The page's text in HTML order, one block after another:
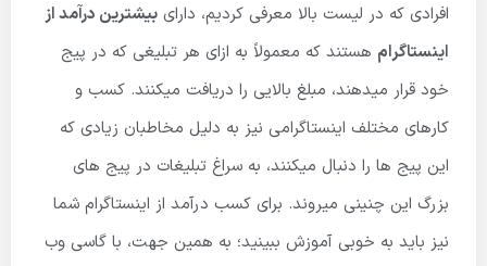
افرادی که در لیست بالا معرفی کردیم، دارای بیشترین درآمد از
اینستاگرام هستند که معمولاً به ازای هر تبلیغی که در پیج
خود قرار میدهند، مبلغ بالایی را دریافت میکنند. کسب و
کارهای مختلف اینستاگرامی نیز به دلیل مخاطبان زیادی که
این پیج ها را دنبال میکنند، به سراغ تبلیغات در پیج های
بزرگ این چنینی میروند. برای کسب درآمد از اینستاگرام شما
نیز باید به خوبی آموزش ببینید؛ به همین جهت، با گاسی وب